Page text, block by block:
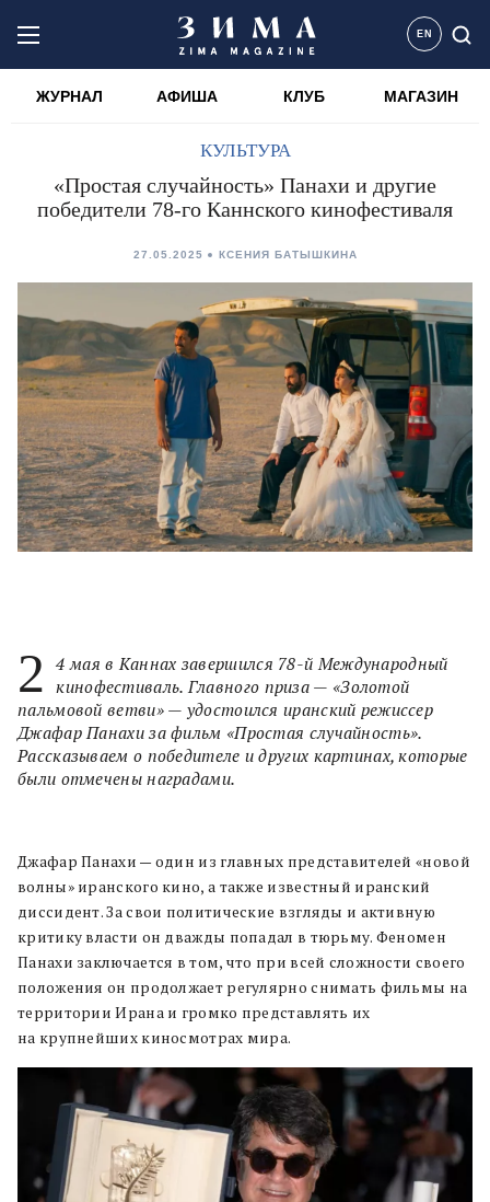
EN
ЖУРНАЛ АФИША КЛУБ МАГАЗИН
КУЛЬТУРА
«Простая случайность» Панахи и другие
победители 78-го Каннского кинофестиваля
27.05.2025 КСЕНИЯ БАТЫШКИНА
2
4 мая в Каннах завершился 78-й Международный
кинофестиваль. Главного приза — «Золотой
пальмовой ветви» — удостоился иранский режиссер
Джафар Панахи за фильм «Простая случайность».
Рассказываем о победителе и других картинах, которые
были отмечены наградами.
Джафар Панахи — один из главных представителей «новой
волны» иранского кино, а также известный иранский
диссидент. За свои политические взгляды и активную
критику власти он дважды попадал в тюрьму. Феномен
Панахи заключается в том, что при всей сложности своего
положения он продолжает регулярно снимать фильмы на
территории Ирана и громко представлять их
на крупнейших киносмотрах мира.